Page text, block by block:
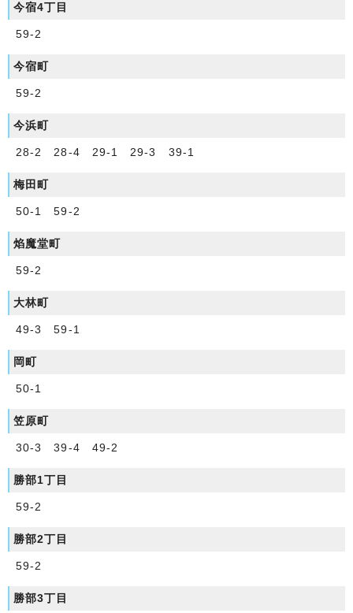
今宿4丁目
59-2
今宿町
59-2
今浜町
28-2 28-4 29-1 29-3 39-1
梅田町
50-1 59-2
焰魔堂町
59-2
大林町
49-3 59-1
岡町
50-1
笠原町
30-3 39-4 49-2
勝部1丁目
59-2
勝部2丁目
59-2
勝部3丁目